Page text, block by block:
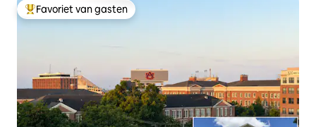
Topfavoriet van gasten
Favoriet van gasten